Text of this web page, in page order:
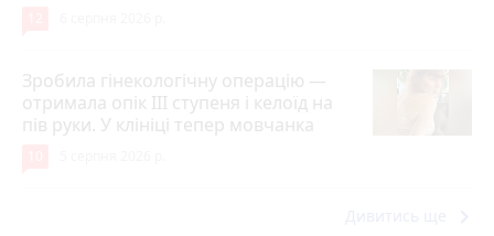
Зробила гінекологічну операцію —
отримала опік ІІІ ступеня і келоїд на
пів руки. У клініці тепер мовчанка